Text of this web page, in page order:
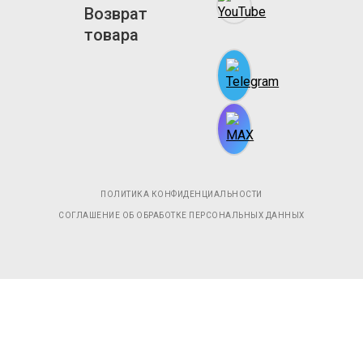
Возврат
товара
ПОЛИТИКА КОНФИДЕНЦИАЛЬНОСТИ
СОГЛАШЕНИЕ ОБ ОБРАБОТКЕ ПЕРСОНАЛЬНЫХ ДАННЫХ